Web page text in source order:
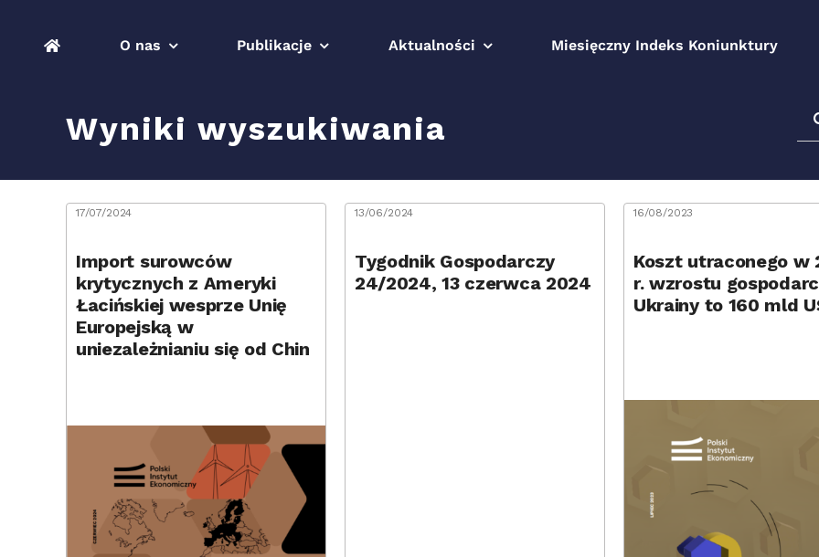
O nas Publikacje Aktualności Miesięczny Indeks Koniunktury
Wyniki wyszukiwania
17/07/2024
Import surowców
krytycznych z Ameryki
Łacińskiej wesprze Unię
Europejską w
uniezależnianiu się od Chin
13/06/2024
Tygodnik Gospodarczy
24/2024, 13 czerwca 2024
16/08/2023
Koszt utraconego w
r. wzrostu
Ukrainy to 160 mld